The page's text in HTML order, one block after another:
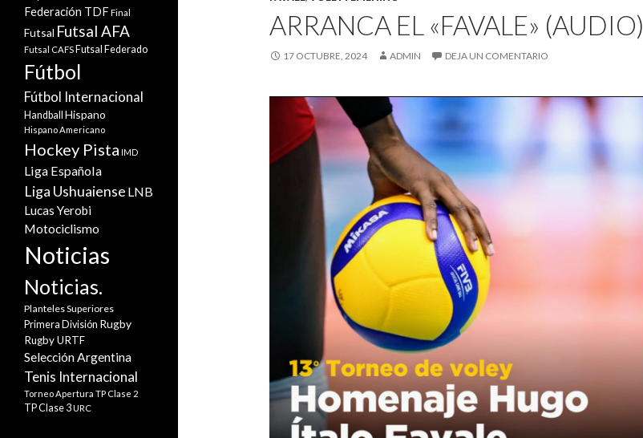
ARRANCA EL «FAVALE» (AUDIO)
17 OCTUBRE, 2024 ADMIN DEJA UN COMENTARIO
Federación TDF Final
Futsal Futsal AFA
Futsal CAFS Futsal Federado
Fútbol
Fútbol Internacional
Handball Hispano
Hispano Americano
Hockey Pista IMD
Liga Española
Liga Ushuaiense LNB
Lucas Yerobi
Motociclismo
Noticias
Noticias.
Planteles Superiores
Primera División Rugby
Rugby URTF
Selección Argentina
Tenis Internacional
Torneo Apertura TP Clase 2
TP Clase 3URC